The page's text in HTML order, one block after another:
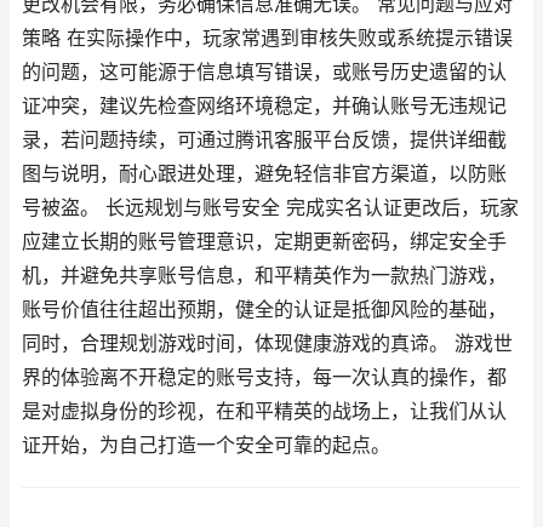
策略 在实际操作中，玩家常遇到审核失败或系统提示错误
的问题，这可能源于信息填写错误，或账号历史遗留的认
证冲突，建议先检查网络环境稳定，并确认账号无违规记
录，若问题持续，可通过腾讯客服平台反馈，提供详细截
图与说明，耐心跟进处理，避免轻信非官方渠道，以防账
号被盗。 长远规划与账号安全 完成实名认证更改后，玩家
应建立长期的账号管理意识，定期更新密码，绑定安全手
机，并避免共享账号信息，和平精英作为一款热门游戏，
账号价值往往超出预期，健全的认证是抵御风险的基础，
同时，合理规划游戏时间，体现健康游戏的真谛。 游戏世
界的体验离不开稳定的账号支持，每一次认真的操作，都
是对虚拟身份的珍视，在和平精英的战场上，让我们从认
证开始，为自己打造一个安全可靠的起点。